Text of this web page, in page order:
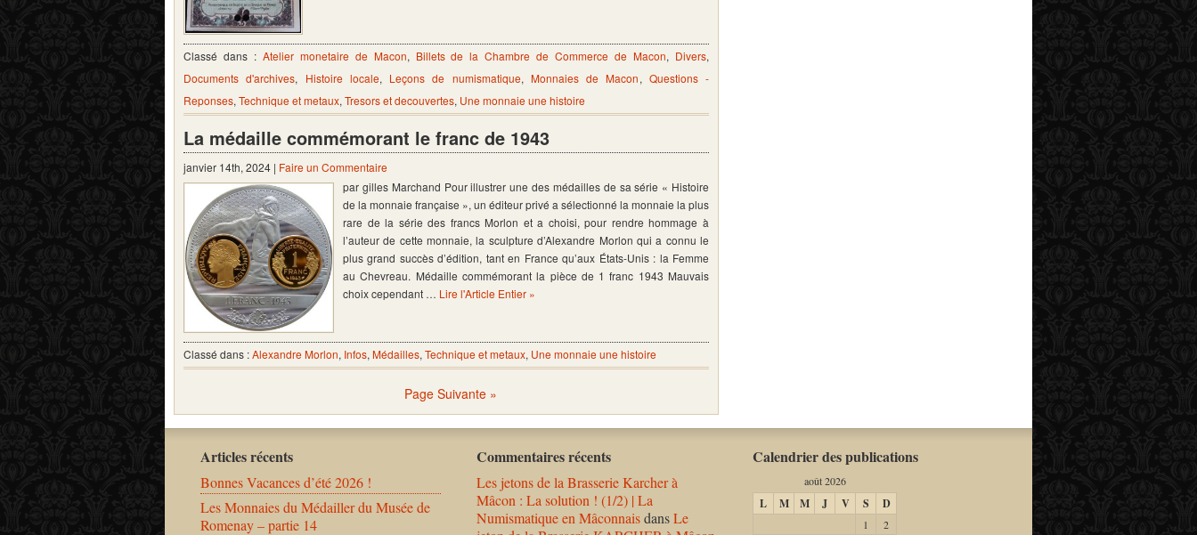
Classé dans : Atelier monetaire de Macon, Billets de la Chambre de Commerce de Macon, Divers,
Documents d'archives, Histoire locale, Leçons de numismatique, Monnaies de Macon, Questions -
Reponses, Technique et metaux, Tresors et decouvertes, Une monnaie une histoire
La médaille commémorant le franc de 1943
janvier 14th, 2024 | Faire un Commentaire
par gilles Marchand Pour illustrer une des médailles de sa série « Histoire
de la monnaie française », un éditeur privé a sélectionné la monnaie la plus
rare de la série des francs Morlon et a choisi, pour rendre hommage à
l’auteur de cette monnaie, la sculpture d’Alexandre Morlon qui a connu le
plus grand succès d’édition, tant en France qu’aux États-Unis : la Femme
au Chevreau. Médaille commémorant la pièce de 1 franc 1943 Mauvais
choix cependant … Lire l'Article Entier »
Classé dans :Alexandre Morlon, Infos, Médailles, Technique et metaux, Une monnaie une histoire
Page Suivante »
Articles récents
Bonnes Vacances d’été 2026 !
Les Monnaies du Médailler du Musée de
Romenay – partie 14
Commentaires récents
Les jetons de la Brasserie Karcher à
Mâcon : La solution ! (1/2) | La
Numismatique en MâconnaisdansLe
Calendrier des publications
août 2026
L M M J V S D
1 2